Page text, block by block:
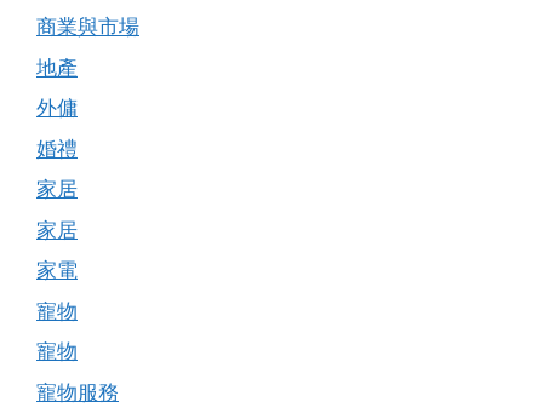
商業與市場
地產
外傭
婚禮
家居
家居
家電
寵物
寵物
寵物服務